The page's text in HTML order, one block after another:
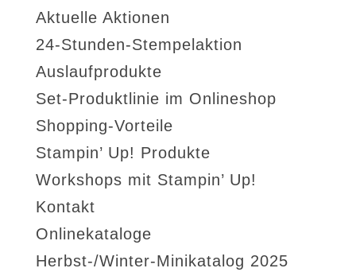
Aktuelle Aktionen
24-Stunden-Stempelaktion
Auslaufprodukte
Set-Produktlinie im Onlineshop
Shopping-Vorteile
Stampin’ Up! Produkte
Workshops mit Stampin’ Up!
Kontakt
Onlinekataloge
Herbst-/Winter-Minikatalog 2025